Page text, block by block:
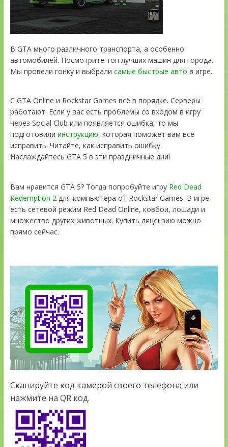
В GTA много различного транспорта, а особенно
автомобилей. Посмотрите топ лучших машин для города.
Мы провели гонку и выбрали самые быстрые авто в игре.
С GTA Online и Rockstar Games всё в порядке. Серверы
работают. Если у вас есть проблемы со входом в игру
через Social Club или появляется ошибка, то мы
подготовили инструкцию, которая поможет вам всё
исправить. Читайте, как исправить ошибку.
Наслаждайтесь GTA 5 в эти праздничные дни!
Вам нравится GTA 5? Тогда попробуйте игру Red Dead
Redemption 2для компьютера от Rockstar Games. В игре
есть сетевой режим Red Dead Online, ковбои, лошади и
множество других животных. Купить лицензию можно
прямо сейчас.
Сканируйте код камерой своего телефона или
нажмите на QR код.